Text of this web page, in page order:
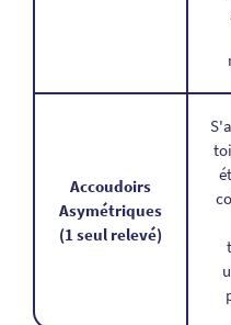
Accoudoirs
Asymétriques
(1 seul relevé)